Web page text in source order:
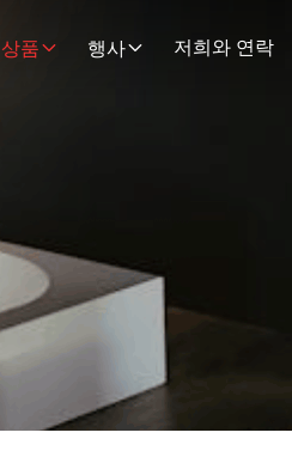
상품 행사 저희와 연락